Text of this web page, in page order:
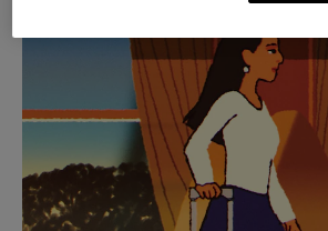
IS
PLAYED,
PLEASE
PRESS
TO
IS
MUTED,
PLEASE
PRESS
TO
厳選されたギフトセレク
あらゆる旅に寄り
パートナーを見つ